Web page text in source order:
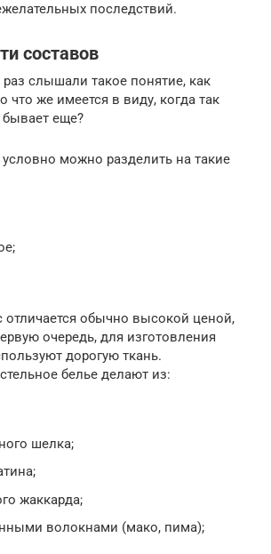
последствий.
составов
слышали такое понятие, как
что же имеется в виду, когда так
бывает еще?
можно разделить на такие
отличается обычно высокой ценой,
очередь, для изготовления
дорогую ткань.
белье делают из:
шелка;
жаккарда;
волокнами (мако, пима);